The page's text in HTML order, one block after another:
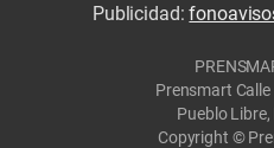
Publicidad:
Prensmart
Pueblo Libre,
Copyright ©